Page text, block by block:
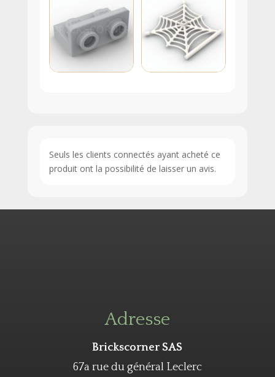
Seuls les clients connectés ayant acheté ce
produit ont la possibilité de laisser un avis.
Adresse
Brickscorner SAS
67a rue du général Leclerc